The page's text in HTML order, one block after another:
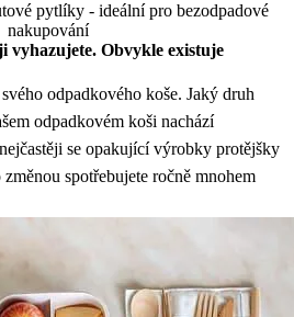
pytlíky - ideální pro bezodpadové
nakupování
vyhazujete. Obvykle existuje
odpadkového koše. Jaký druh
odpadkovém koši nachází
se opakující výrobky protějšky
spotřebujete ročně mnohem